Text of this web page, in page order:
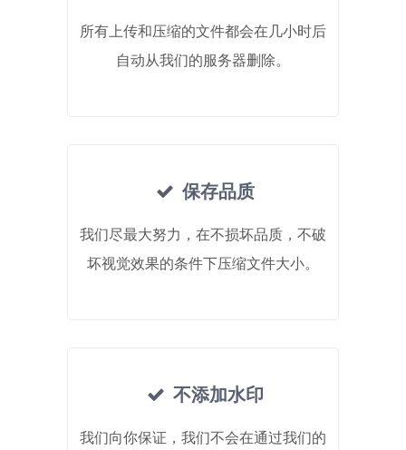
所有上传和压缩的文件都会在几小时后
自动从我们的服务器删除。
保存品质
我们尽最大努力，在不损坏品质，不破
坏视觉效果的条件下压缩文件大小。
不添加水印
我们向你保证，我们不会在通过我们的